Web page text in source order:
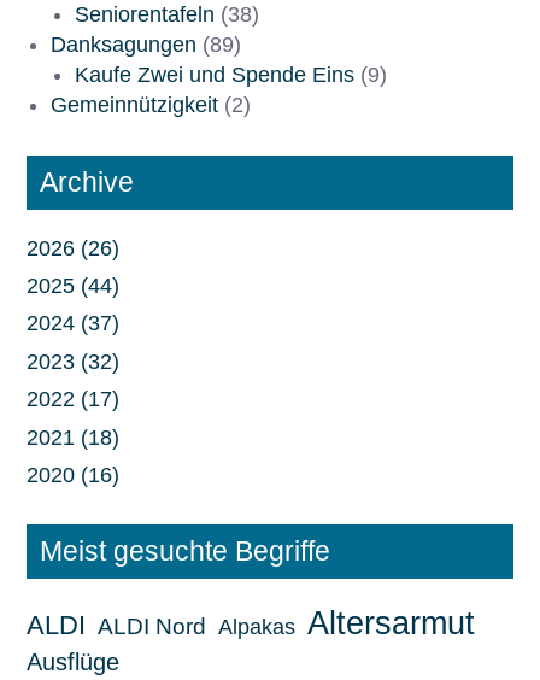
Seniorentafeln (38)
Danksagungen (89)
Kaufe Zwei und Spende Eins(9)
Gemeinnützigkeit(2)
Archive
2026 (26)
2025 (44)
2024 (37)
2023 (32)
2022 (17)
2021 (18)
2020 (16)
Meist gesuchte Begriffe
ALDI ALDI Nord Alpakas Altersarmut
Ausflüge